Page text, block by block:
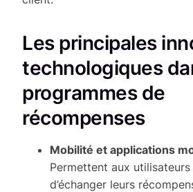
Les principales
technologiques
programmes de
récompenses
Mobilité et applications
Permettent aux
d’échanger leurs